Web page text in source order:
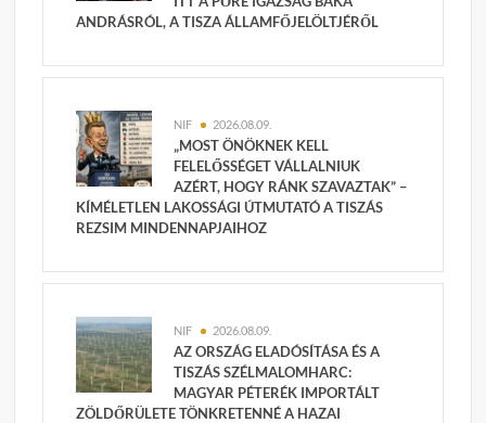
ANDRÁSRÓL, A TISZA ÁLLAMFŐJELÖLTJÉRŐL
NIF 2026.08.09.
„MOST ÖNÖKNEK KELL
FELELŐSSÉGET VÁLLALNIUK
AZÉRT, HOGY RÁNK SZAVAZTAK” –
KÍMÉLETLEN LAKOSSÁGI ÚTMUTATÓ A TISZÁS
REZSIM MINDENNAPJAIHOZ
NIF 2026.08.09.
AZ ORSZÁG ELADÓSÍTÁSA ÉS A
TISZÁS SZÉLMALOMHARC:
MAGYAR PÉTERÉK IMPORTÁLT
ZÖLDŐRÜLETE TÖNKRETENNÉ A HAZAI